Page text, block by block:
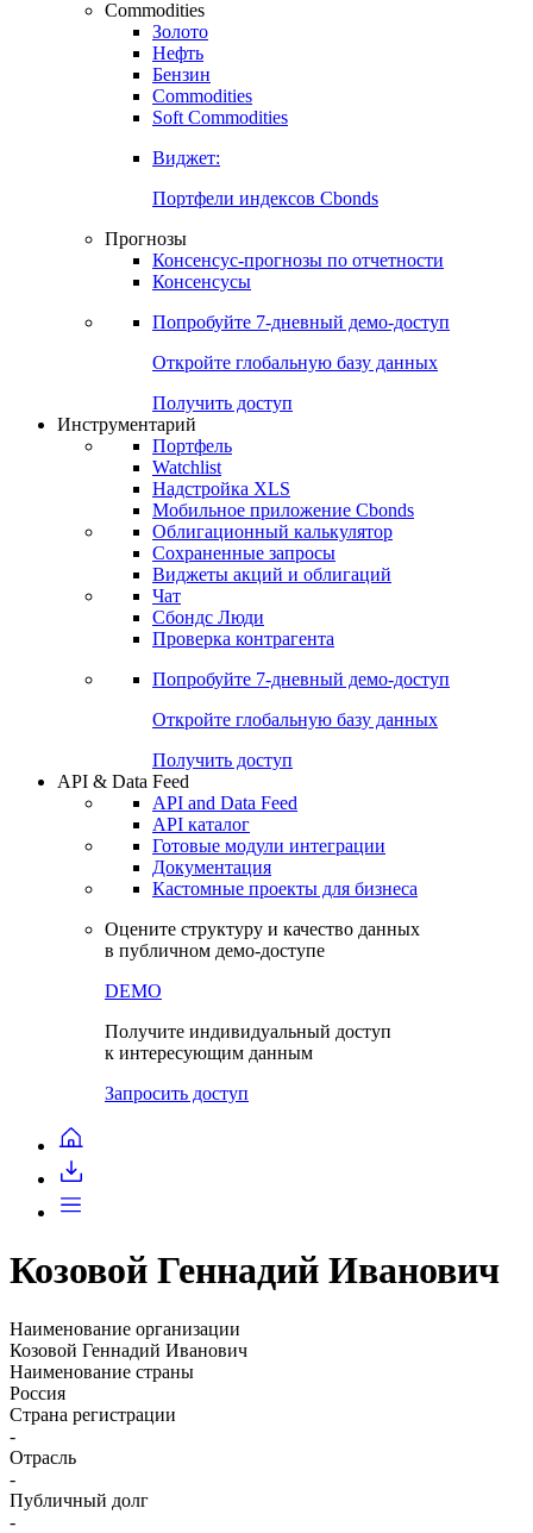
Commodities
Золото
Нефть
Бензин
Commodities
Soft Commodities
Виджет:
Портфели индексов Cbonds
Прогнозы
Консенсус-прогнозы по отчетности
Консенсусы
Попробуйте 7-дневный демо-доступ
Откройте глобальную базу данных
Получить доступ
Инструментарий
Портфель
Watchlist
Надстройка XLS
Мобильное приложение Cbonds
Облигационный калькулятор
Сохраненные запросы
Виджеты акций и облигаций
Чат
Сбондс Люди
Проверка контрагента
Попробуйте 7-дневный демо-доступ
Откройте глобальную базу данных
Получить доступ
API & Data Feed
API and Data Feed
API каталог
Готовые модули интеграции
Документация
Кастомные проекты для бизнеса
Оцените структуру и качество данных
в публичном демо-доступе
DEMO
Получите индивидуальный доступ
к интересующим данным
Запросить доступ
Козовой Геннадий Иванович
Наименование организации
Козовой Геннадий Иванович
Наименование страны
Россия
Страна регистрации
-
Отрасль
-
Публичный долг
-